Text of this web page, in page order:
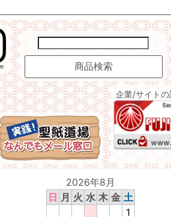
企業/サイト
2026年8月
日 月 火 水 木 金 土
1